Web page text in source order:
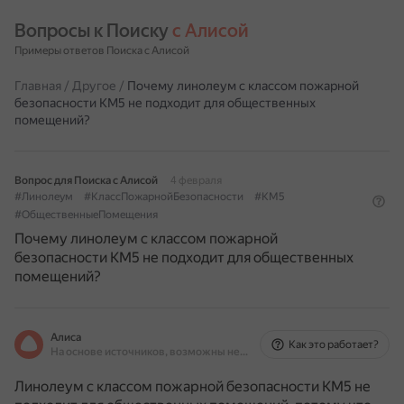
Вопросы к Поиску с Алисой
Примеры ответов Поиска с Алисой
Главная / Другое / Почему линолеум с классом пожарной
безопасности КМ5 не подходит для общественных
помещений?
Вопрос для Поиска с Алисой
4 февраля
#Линолеум
#КлассПожарнойБезопасности
#КМ5
#ОбщественныеПомещения
Почему линолеум с классом пожарной
безопасности КМ5 не подходит для общественных
помещений?
Алиса
На основе источников, возможны неточности
Как это работает?
Линолеум с классом пожарной безопасности КМ5 не